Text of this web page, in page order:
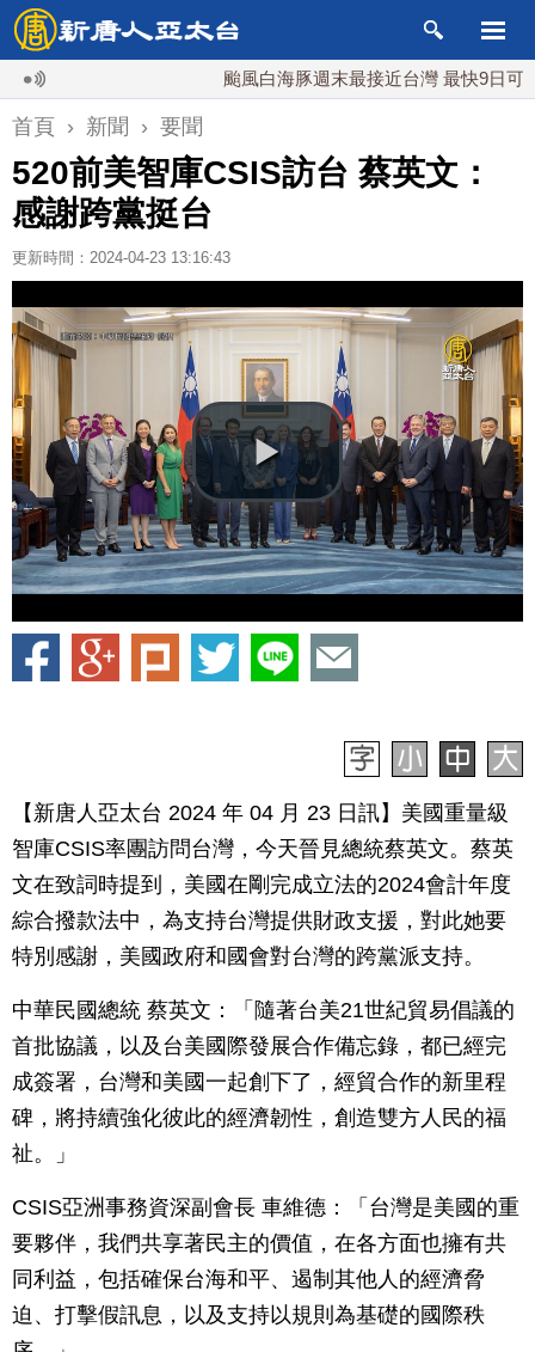
颱風白海豚週末最接近台灣 最快9日可能登陸
首頁 › 新聞 › 要聞
520前美智庫CSIS訪台 蔡英文：
感謝跨黨挺台
更新時間：2024-04-23 13:16:43
【新唐人亞太台 2024 年 04 月 23 日訊】美國重量級
智庫CSIS率團訪問台灣，今天晉見總統蔡英文。蔡英
文在致詞時提到，美國在剛完成立法的2024會計年度
綜合撥款法中，為支持台灣提供財政支援，對此她要
特別感謝，美國政府和國會對台灣的跨黨派支持。
中華民國總統 蔡英文：「隨著台美21世紀貿易倡議的
首批協議，以及台美國際發展合作備忘錄，都已經完
成簽署，台灣和美國一起創下了，經貿合作的新里程
碑，將持續強化彼此的經濟韌性，創造雙方人民的福
祉。」
CSIS亞洲事務資深副會長 車維德：「台灣是美國的重
要夥伴，我們共享著民主的價值，在各方面也擁有共
同利益，包括確保台海和平、遏制其他人的經濟脅
迫、打擊假訊息，以及支持以規則為基礎的國際秩